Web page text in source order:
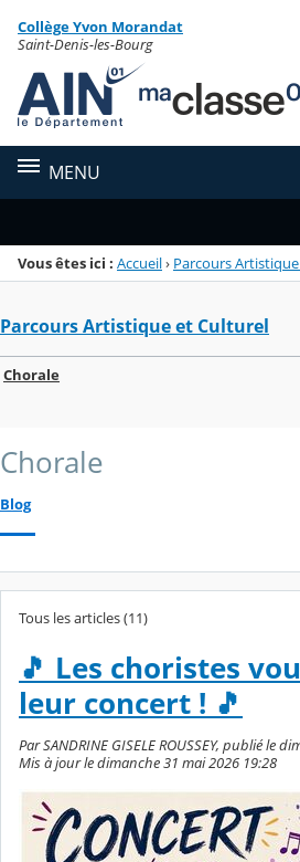
Menu de la rubrique
Contenu
Collège Yvon Morandat
Saint-Denis-les-Bourg
MENU
Vous êtes ici : Accueil› Parcours
Parcours Artistique et Culturel
Chorale
Chorale
Blog
Tous les articles (11)
🎵 Les choristes
leur concert ! 🎵
Par SANDRINE GISELE ROUSSEY, publié le
Mis à jour le dimanche 31 mai 2026 19:28